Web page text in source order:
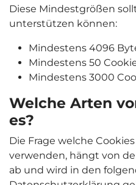
Diese Mindestgrößen
unterstützen können:
Mindestens 4096
Mindestens 50
Mindestens 3000
Welche Arten
es?
Die Frage welche
verwenden, hängt von
ab und wird in den